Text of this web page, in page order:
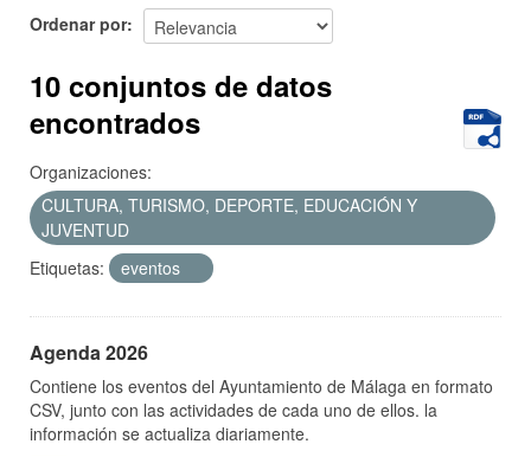
Ordenar por
10 conjuntos de datos
encontrados
Organizaciones:
CULTURA, TURISMO, DEPORTE, EDUCACIÓN Y
JUVENTUD
Etiquetas:
eventos
Agenda 2026
Contiene los eventos del Ayuntamiento de Málaga en formato
CSV, junto con las actividades de cada uno de ellos. la
información se actualiza diariamente.